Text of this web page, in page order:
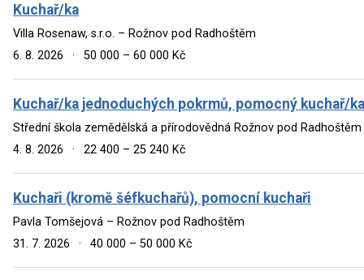
Kuchař/ka
Villa Rosenaw, s.r.o. – Rožnov pod Radhoštěm
6. 8. 2026
· 50 000 – 60 000 Kč
Kuchař/ka jednoduchých pokrmů, pomocný kuchař/ka
Střední škola zemědělská a přírodovědná Rožnov pod
4. 8. 2026
· 22 400 – 25 240 Kč
Kuchaři (kromě šéfkuchařů), pomocní kuchaři
Pavla Tomšejová – Rožnov pod Radhoštěm
31. 7. 2026
· 40 000 – 50 000 Kč